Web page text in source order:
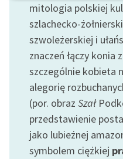
niepełnosprawnościami
E-kolekcja lektur
szkolnych i literatury do
słuchania dla uczennic i
uczniów z
niepełnosprawnościami
Feministyczne inspiracje.
Popularyzacja
skandynawskiej literatury
feministycznej
mitologia polskiej
szlachecko-
szwoleżerskiej i
znaczeń łączy
szczególnie kobieta
alegorię
(por. obraz Szał
przedstawienie
jako lubieżnej
symbolem ciężkiej